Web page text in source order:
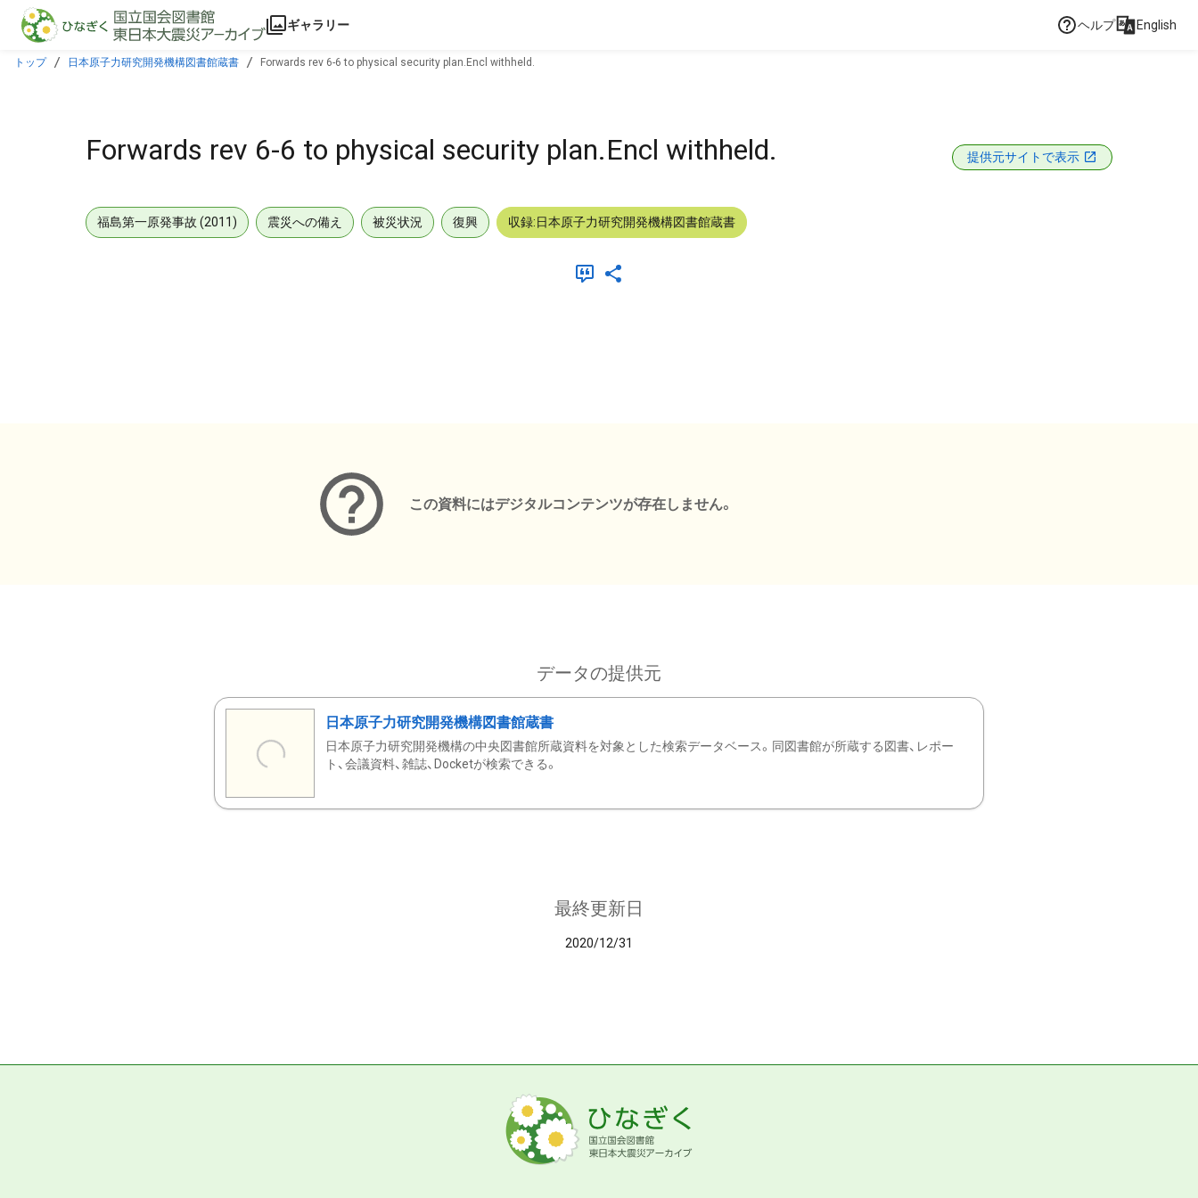
本文に飛ぶ
ギャラリー ヘルプ English
トップ 日本原子力研究開発機構図書館蔵書 Forwards rev 6-6 to physical security plan.Encl withheld.
Forwards rev 6-6 to physical security plan.Encl withheld. 提供元サイトで表示
福島第一原発事故 (2011) 震災への備え 被災状況 復興 収録:日本原子力研究開発機構図書館蔵書
この資料にはデジタルコンテンツが存在しません。
データの提供元
日本原子力研究開発機構図書館蔵書
日本原子力研究開発機構の中央図書館所蔵資料を対象とした検索データベース。同図書館が所蔵する図書、レポー
ト、会議資料、雑誌、Docketが検索できる。
最終更新日
2020/12/31